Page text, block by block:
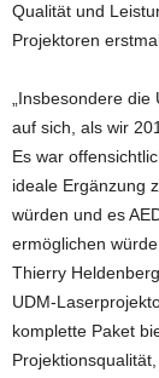
Qualität und
Projektoren
„Insbesondere
auf sich, als wir
Es war
ideale Ergänzung
würden und es
ermöglichen
Thierry
UDM-
komplette Paket